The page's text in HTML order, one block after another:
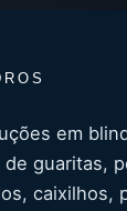
em
guaritas,
caixilhos,